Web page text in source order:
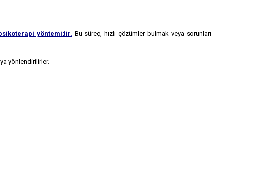
yöntemidir. Bu süreç, hızlı çözümler bulmak veya sorunları
yönlendirilirler.